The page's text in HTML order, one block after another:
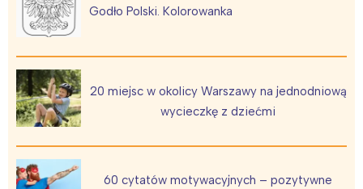
Godło Polski. Kolorowanka
20 miejsc w okolicy Warszawy na jednodniową
wycieczkę z dziećmi
60 cytatów motywacyjnych – pozytywne